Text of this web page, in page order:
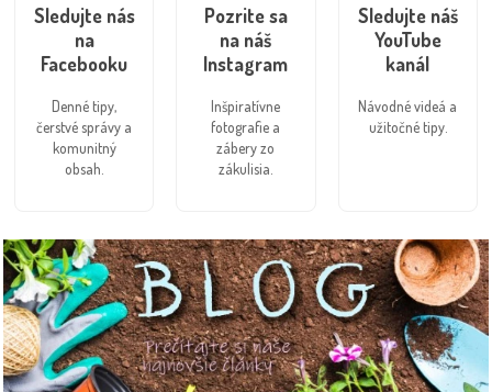
Sledujte nás
na
Facebooku
Denné tipy,
čerstvé správy a
komunitný
obsah.
Pozrite sa
na náš
Instagram
Inšpiratívne
fotografie a
zábery zo
zákulisia.
Sledujte náš
YouTube
kanál
Návodné videá a
užitočné tipy.